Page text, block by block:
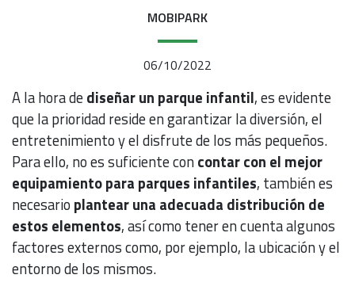
MOBIPARK
06/10/2022
A la hora dediseñar un parque infantil, es evidente
que la prioridad reside en garantizar la diversión, el
entretenimiento y el disfrute de los más pequeños.
Para ello, no es suficiente concontar con el mejor
equipamiento para parques infantiles, también es
necesario plantear una adecuada distribución de
estos elementos, así como tener en cuenta algunos
factores externos como, por ejemplo, la ubicación y el
entorno de los mismos.